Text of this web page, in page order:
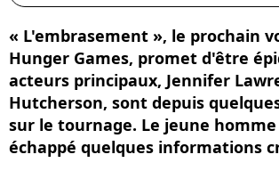
« L'embrasement », le prochain
Hunger Games, promet d'être
acteurs principaux, Jennifer
Hutcherson, sont depuis
sur le tournage. Le jeune homme
échappé quelques informations